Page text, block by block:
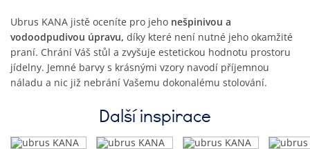
Ubrus KANA jistě oceníte pro jeho nešpinivou a
vodoodpudivou úpravu, díky které není nutné jeho okamžité
praní. Chrání Váš stůl a zvyšuje estetickou hodnotu prostoru
jídelny. Jemné barvy s krásnými vzory navodí příjemnou
náladu a nic již nebrání Vašemu dokonalému stolování.
Další inspirace